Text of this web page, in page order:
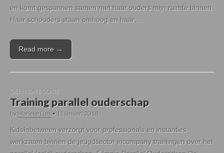
en komt gespannen samen met haar ouders mijn ruimte binnen.
Haar schouders staan omhoog en haar…
Read more →
GEEN CATEGORIE
Training parallel ouderschap
byMarieke Lips • 11 januari 2018
KidsInbetween verzorgt voor professionals en instanties
werkzaam binnen de jeugdsector incompany trainingen over het